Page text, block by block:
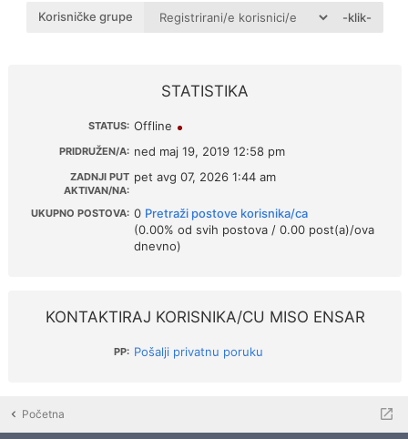
Korisničke grupe -klik-
STATISTIKA
STATUS: Offline
PRIDRUŽEN/A: ned maj 19, 2019 12:58 pm
ZADNJI PUT
AKTIVAN/NA:
pet avg 07, 2026 1:44 am
UKUPNO POSTOVA: 0 Pretraži postove korisnika/ca
(0.00% od svih postova / 0.00 post(a)/ova
dnevno)
KONTAKTIRAJ KORISNIKA/CU MISO ENSAR
PP: Pošalji privatnu poruku
Početna